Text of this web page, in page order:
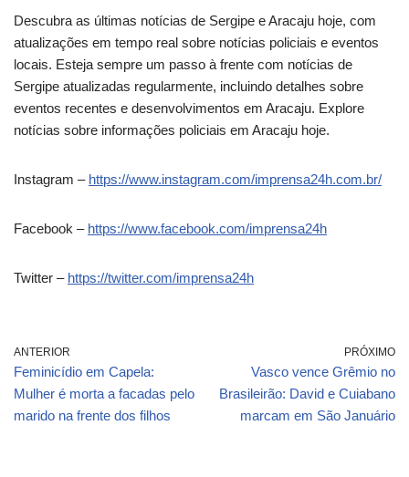
Descubra as últimas notícias de Sergipe e Aracaju hoje, com
atualizações em tempo real sobre notícias policiais e eventos
locais. Esteja sempre um passo à frente com notícias de
Sergipe atualizadas regularmente, incluindo detalhes sobre
eventos recentes e desenvolvimentos em Aracaju. Explore
notícias sobre informações policiais em Aracaju hoje.
Instagram – https://www.instagram.com/imprensa24h.com.br/
Facebook – https://www.facebook.com/imprensa24h
Twitter – https://twitter.com/imprensa24h
ANTERIOR
Feminicídio em Capela:
Mulher é morta a facadas pelo
marido na frente dos filhos
PRÓXIMO
Vasco vence Grêmio no
Brasileirão: David e Cuiabano
marcam em São Januário